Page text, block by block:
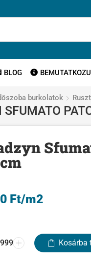
BLOG
burkolatok
SFUMATO
Ft/m2
Kosárba